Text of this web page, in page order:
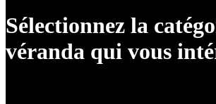
Sélectionnez la
véranda qui vous